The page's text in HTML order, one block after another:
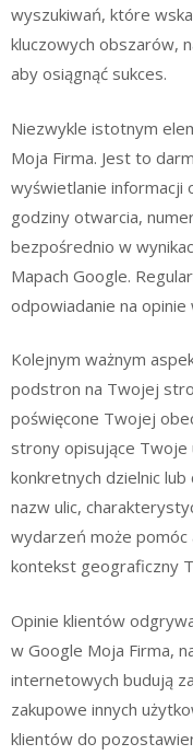
wyszukiwań, które
kluczowych obszarów,
aby osiągnąć sukces.
Niezwykle istotnym
Moja Firma. Jest to
wyświetlanie informacji
godziny otwarcia,
bezpośrednio w
Mapach Google.
odpowiadanie na opinie
Kolejnym ważnym
podstron na Twojej
poświęcone Twojej
strony opisujące Twoje
konkretnych dzielnic lub
nazw ulic,
wydarzeń może
kontekst geograficzny
Opinie klientów
w Google Moja Firma,
internetowych budują
zakupowe innych
klientów do